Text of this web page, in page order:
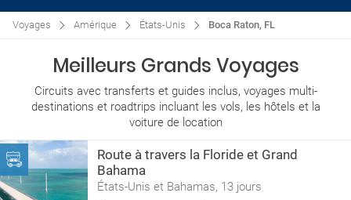
Voyages Amérique États-Unis Boca Raton, FL
Meilleurs Grands Voyages
Circuits avec transferts et guides inclus, voyages multi-
destinations et roadtrips incluant les vols, les hôtels et la
voiture de location
Route à travers la Floride et Grand
Bahama
États-Unis et Bahamas, 13 jours